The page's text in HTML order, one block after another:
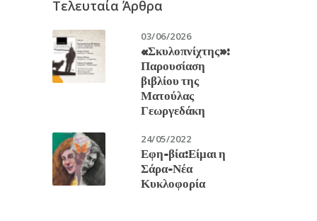
Τελευταία Άρθρα
03/06/2026
«Σκυλοπνίχτης»:
Παρουσίαση
βιβλίου της
Ματούλας
Γεωργεδάκη
24/05/2022
Εφη-βία:Είμαι η
Σάρα-Νέα
Κυκλοφορία